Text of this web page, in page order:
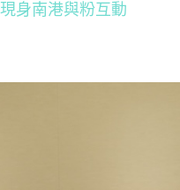
身南港與粉互動